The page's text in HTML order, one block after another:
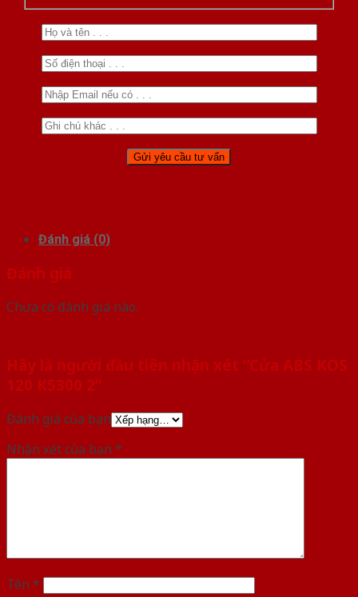
Đánh giá (0)
Đánh giá
Chưa có đánh giá nào.
Hãy là người đầu tiên nhận xét “Cửa ABS KOS
120 K5300 2”
Đánh giá của bạn
Nhận xét của bạn *
Tên *